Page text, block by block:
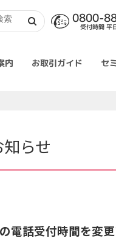
0800-
受付時間 平
内 お取引ガイド セ
らせ
電話受付時間を変